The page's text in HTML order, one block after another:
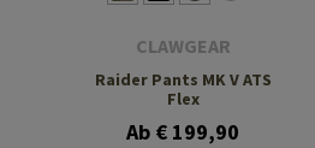
CLAWGEAR
Raider Pants MK V ATS
Flex
Ab € 199,90